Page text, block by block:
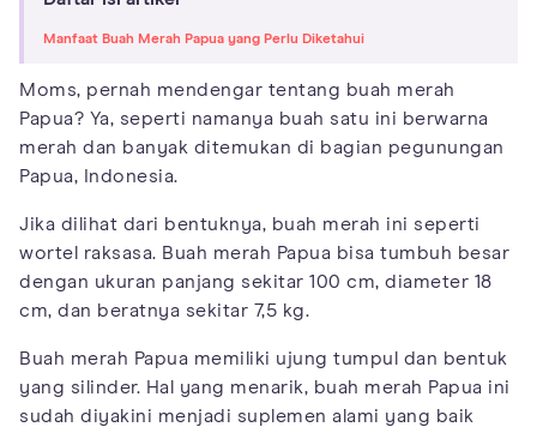
Manfaat Buah Merah Papua yang Perlu Diketahui
Moms, pernah mendengar tentang buah merah
Papua? Ya, seperti namanya buah satu ini berwarna
merah dan banyak ditemukan di bagian pegunungan
Papua, Indonesia.
Jika dilihat dari bentuknya, buah merah ini seperti
wortel raksasa. Buah merah Papua bisa tumbuh besar
dengan ukuran panjang sekitar 100 cm, diameter 18
cm, dan beratnya sekitar 7,5 kg.
Buah merah Papua memiliki ujung tumpul dan bentuk
yang silinder. Hal yang menarik, buah merah Papua ini
sudah diyakini menjadi suplemen alami yang baik